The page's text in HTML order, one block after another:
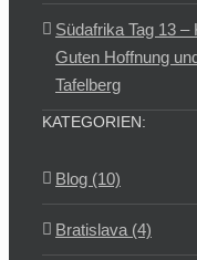
Südafrika Tag 13 –
Guten Hoffnung
Tafelberg
KATEGORIEN:
Blog (10)
Bratislava (4)